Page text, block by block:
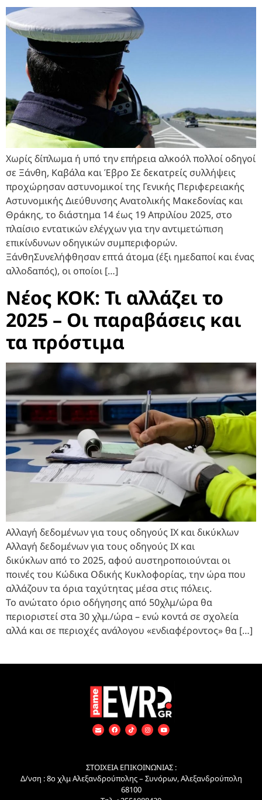
Χωρίς δίπλωμα ή υπό την επήρεια αλκοόλ πολλοί οδηγοί
σε Ξάνθη, Καβάλα και Έβρο Σε δεκατρείς συλλήψεις
προχώρησαν αστυνομικοί της Γενικής Περιφερειακής
Αστυνομικής Διεύθυνσης Ανατολικής Μακεδονίας και
Θράκης, το διάστημα 14 έως 19 Απριλίου 2025, στο
πλαίσιο εντατικών ελέγχων για την αντιμετώπιση
επικίνδυνων οδηγικών συμπεριφορών.
ΞάνθηΣυνελήφθησαν επτά άτομα (έξι ημεδαποί και ένας
αλλοδαπός), οι οποίοι […]
Νέος ΚΟΚ: Τι αλλάζει το
2025 – Οι παραβάσεις και
τα πρόστιμα
Αλλαγή δεδομένων για τους οδηγούς ΙΧ και δικύκλων
Αλλαγή δεδομένων για τους οδηγούς ΙΧ και
δικύκλων από το 2025, αφού αυστηροποιούνται οι
ποινές του Κώδικα Οδικής Κυκλοφορίας, την ώρα που
αλλάζουν τα όρια ταχύτητας μέσα στις πόλεις.
Το ανώτατο όριο οδήγησης από 50χλμ/ώρα θα
περιοριστεί στα 30 χλμ./ώρα – ενώ κοντά σε σχολεία
αλλά και σε περιοχές ανάλογου «ενδιαφέροντος» θα […]
ΣΤΟΙΧΕΙΑ ΕΠΙΚΟΙΝΩΝΙΑΣ :
Δ/νση : 8ο χλμ Αλεξανδρούπολης – Συνόρων, Αλεξανδρούπολη
68100